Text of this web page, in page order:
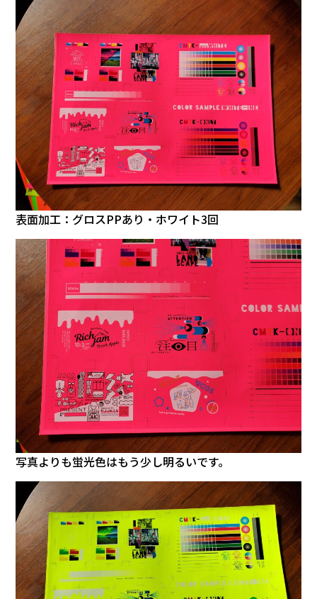
表面加工：グロスPPあり・ホワイト3回
写真よりも蛍光色はもう少し明るいです。